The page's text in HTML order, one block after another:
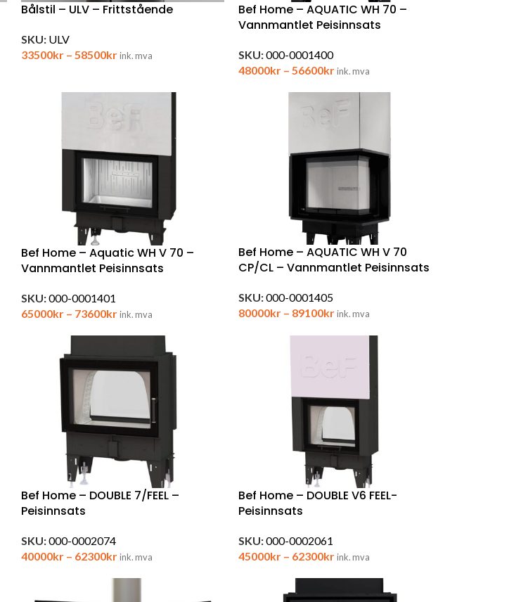
Bålstil – ULV – Frittstående
SKU: ULV
33500kr – 58500kr ink. mva
Bef Home – AQUATIC WH 70 –
Vannmantlet Peisinnsats
SKU:000-0001400
48000kr – 56600kr ink. mva
Bef Home – Aquatic WH V 70 –
Vannmantlet Peisinnsats
SKU:000-0001401
65000kr – 73600kr ink. mva
Bef Home – AQUATIC WH V 70
CP/CL – Vannmantlet Peisinnsats
SKU:000-0001405
80000kr – 89100kr ink. mva
Bef Home – DOUBLE 7/FEEL –
Peisinnsats
SKU:000-0002074
40000kr – 62300kr ink. mva
Bef Home – DOUBLE V6 FEEL-
Peisinnsats
SKU:000-0002061
45000kr – 62300kr ink. mva